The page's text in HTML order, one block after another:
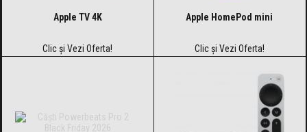
Apple TV 4K
Clic și Vezi Oferta!
Apple HomePod mini
Clic și Vezi Oferta!